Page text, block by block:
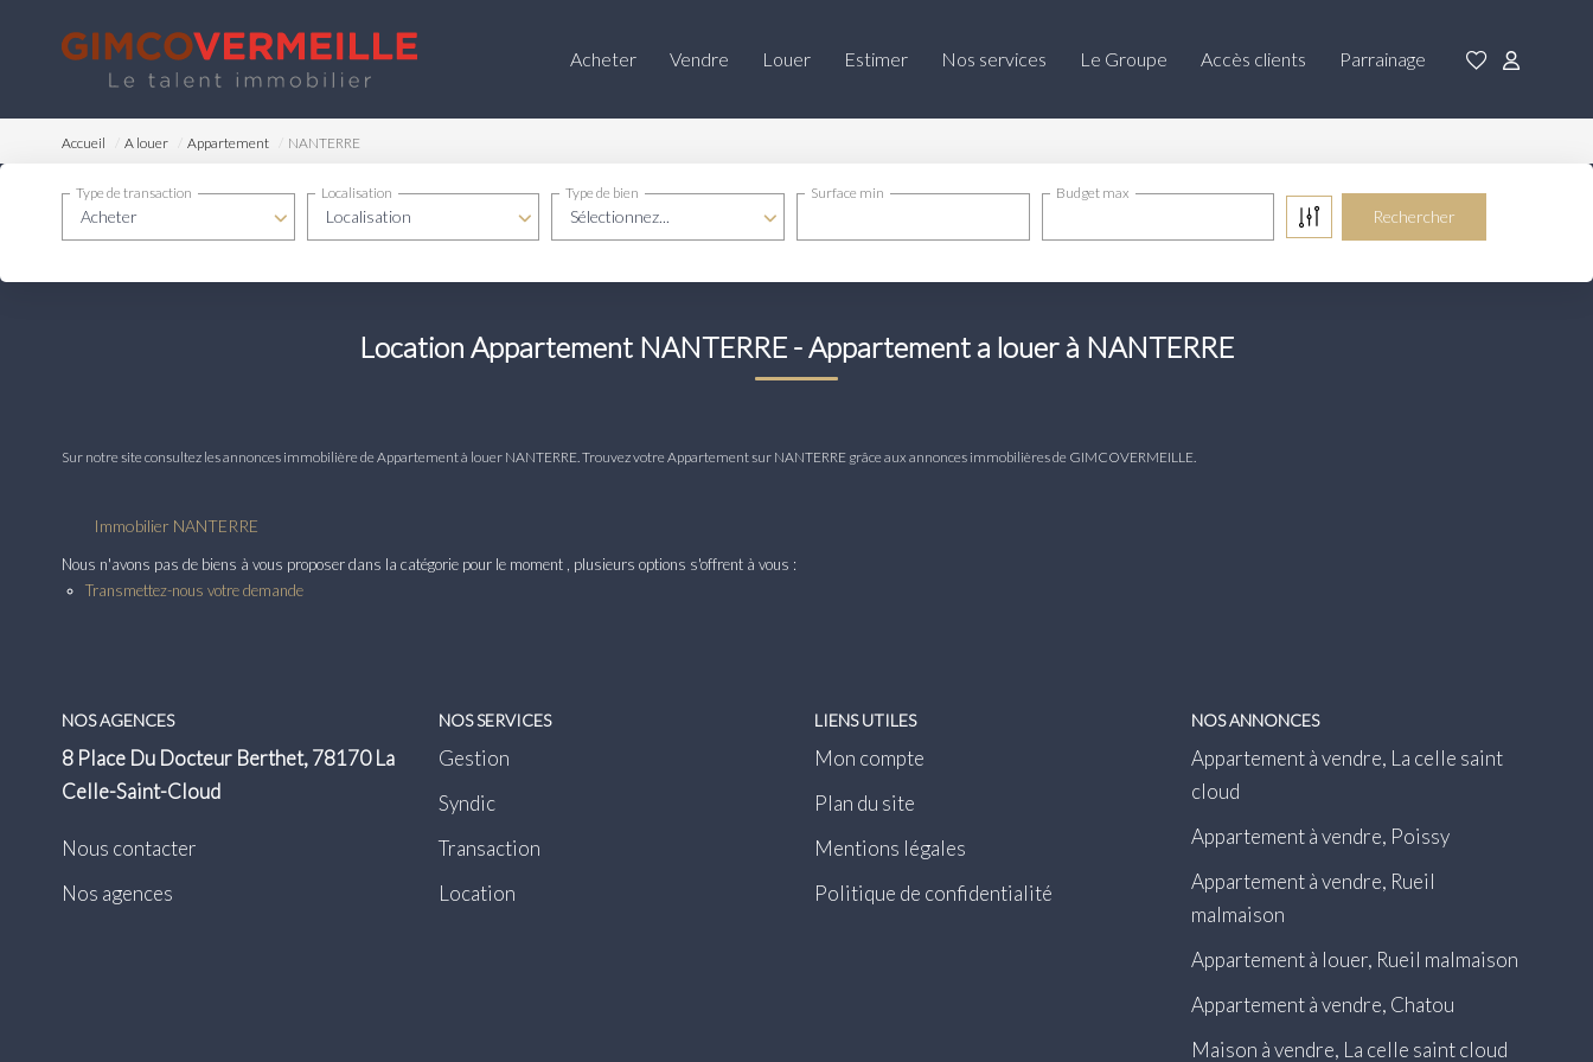
Acheter Vendre Louer Estimer Nos services Le Groupe Accès clients Parrainage
Accueil A louer Appartement NANTERRE
Acheter
Type de transaction
Localisation
Localisation
Sélectionnez...
Type de bien Surface min Budget max
Location Appartement NANTERRE - Appartement a louer à NANTERRE
Sur notre site consultez les annonces immobilière de Appartement à louer NANTERRE. Trouvez votre Appartement sur NANTERRE grâce aux annonces immobilières de GIMCOVERMEILLE.
Immobilier NANTERRE
Nous n'avons pas de biens à vous proposer dans la catégorie pour le moment , plusieurs options s'offrent à vous :
Transmettez-nous votre demande
NOS AGENCES
8 Place Du Docteur Berthet, 78170 La
Celle-Saint-Cloud
Nous contacter
Nos agences
NOS SERVICES
Gestion
Syndic
Transaction
Location
LIENS UTILES
Mon compte
Plan du site
Mentions légales
Politique de confidentialité
NOS ANNONCES
Appartement à vendre, La celle saint
cloud
Appartement à vendre, Poissy
Appartement à vendre, Rueil
malmaison
Appartement à louer, Rueil malmaison
Appartement à vendre, Chatou
Maison à vendre, La celle saint cloud